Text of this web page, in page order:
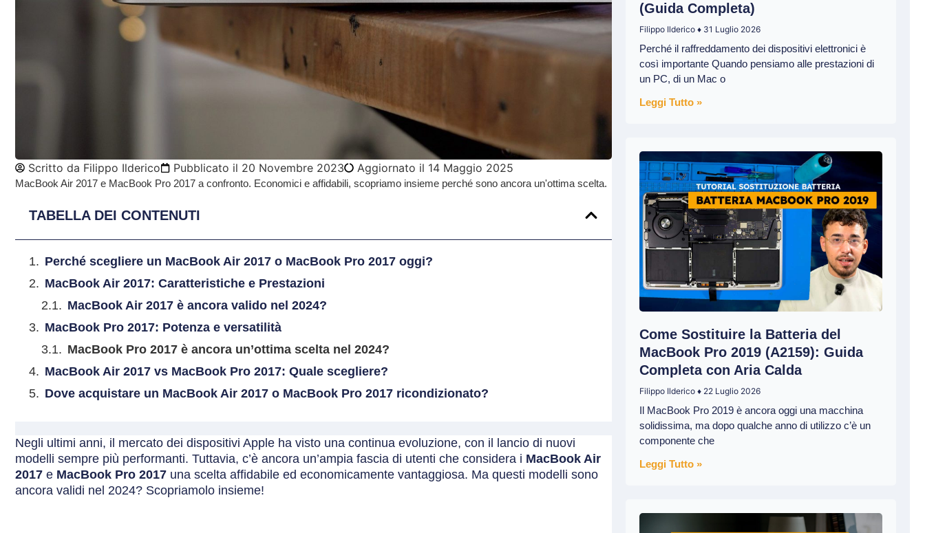
Scritto da Filippo Ilderico Pubblicato il 20 Novembre 2023 Aggiornato il 14 Maggio 2025
MacBook Air 2017 e MacBook Pro 2017 a confronto. Economici e affidabili, scopriamo insieme perché sono ancora un'ottima scelta.
TABELLA DEI CONTENUTI
Perché scegliere un MacBook Air 2017 o MacBook Pro 2017 oggi?
MacBook Air 2017: Caratteristiche e Prestazioni
MacBook Air 2017 è ancora valido nel 2024?
MacBook Pro 2017: Potenza e versatilità
MacBook Pro 2017 è ancora un’ottima scelta nel 2024?
MacBook Air 2017 vs MacBook Pro 2017: Quale scegliere?
Dove acquistare un MacBook Air 2017 o MacBook Pro 2017 ricondizionato?
Negli ultimi anni, il mercato dei dispositivi Apple ha visto una continua evoluzione, con il lancio di nuovi
modelli sempre più performanti. Tuttavia, c’è ancora un’ampia fascia di utenti che considera i MacBook Air
2017 e MacBook Pro 2017 una scelta affidabile ed economicamente vantaggiosa. Ma questi modelli sono
ancora validi nel 2024? Scopriamolo insieme!
(Guida Completa)
Filippo Ilderico 31 Luglio 2026
Perché il raffreddamento dei dispositivi elettronici è
così importante Quando pensiamo alle prestazioni di
un PC, di un Mac o
Leggi Tutto »
Come Sostituire la Batteria del
MacBook Pro 2019 (A2159): Guida
Completa con Aria Calda
Filippo Ilderico 22 Luglio 2026
Il MacBook Pro 2019 è ancora oggi una macchina
solidissima, ma dopo qualche anno di utilizzo c’è un
componente che
Leggi Tutto »